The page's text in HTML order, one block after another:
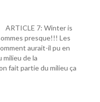
ARTICLE 7: Winter is
presque!!! Les
aurait-il pu en
de la
fait partie du milieu ça